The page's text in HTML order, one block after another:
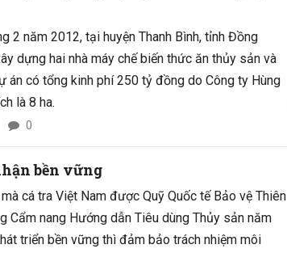
2 năm 2012, tại huyện Thanh Bình, tỉnh Đồng
dựng hai nhà máy chế biến thức ăn thủy sản và
án có tổng kinh phí 250 tỷ đồng do Công ty Hùng
là 8 ha.
0
bền vững
cá tra Việt Nam được Quỹ Quốc tế Bảo vệ Thiên
Cẩm nang Hướng dẫn Tiêu dùng Thủy sản năm
triển bền vững thì đảm bảo trách nhiệm môi